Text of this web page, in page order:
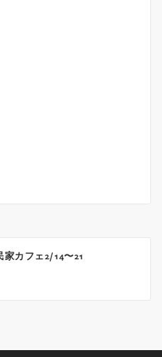
カフェ2/14〜21